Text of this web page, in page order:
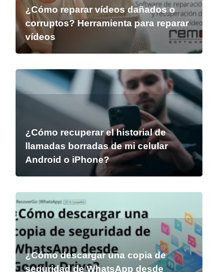
¿Cómo reparar vídeos dañados o
corruptos? Herramienta para reparar
vídeos
¿Cómo recuperar el historial de
llamadas borradas de mi celular
Android o iPhone?
¿Cómo descargar una copia de
seguridad de WhatsApp desde